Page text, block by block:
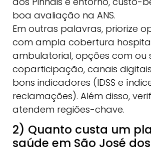
boa avaliação na ANS.
Em outras palavras, priorize
com ampla cobertura
ambulatorial, opções com ou
coparticipação, canais
bons indicadores (IDSS e
reclamações). Além disso,
atendem regiões-chave.
2) Quanto custa um
saúde em São José